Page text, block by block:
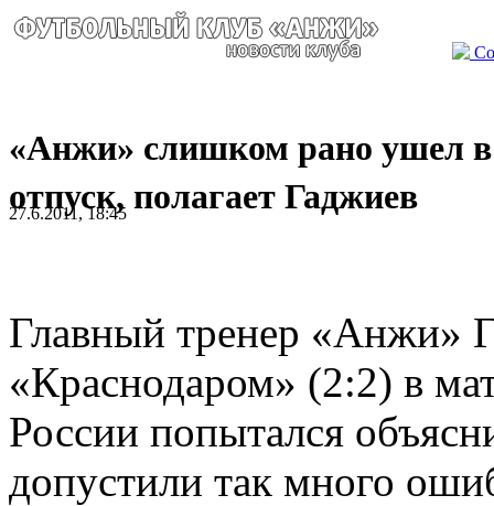
«Анжи» слишком рано ушел в
отпуск, полагает Гаджиев
27.6.2011, 18:45
Главный тренер «Анжи»
«Краснодаром» (2:2) в
России попытался
допустили так много